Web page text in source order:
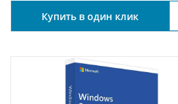
Купить в один клик